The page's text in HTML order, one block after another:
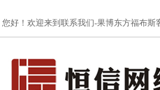
您好！欢迎来到联系我们-果博东方福布斯